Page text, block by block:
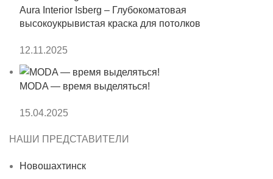
Aura Interior Isberg – Глубокоматовая
высокоукрывистая краска для потолков
12.11.2025
MODA — время выделяться!
15.04.2025
НАШИ ПРЕДСТАВИТЕЛИ
Новошахтинск